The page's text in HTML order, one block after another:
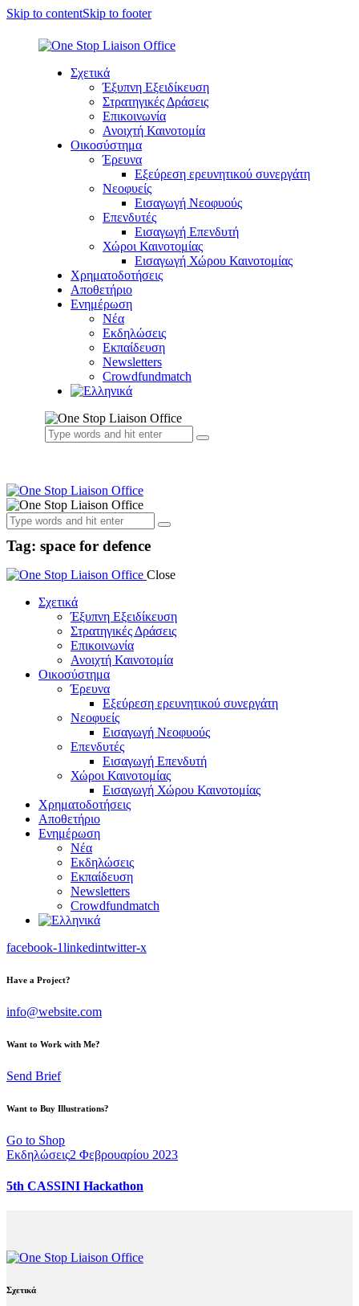
Skip to contentSkip to footer
Σχετικά
Έξυπνη Εξειδίκευση
Στρατηγικές Δράσεις
Επικοινωνία
Ανοιχτή Καινοτομία
Οικοσύστημα
Έρευνα
Εξεύρεση ερευνητικού συνεργάτη
Νεοφυείς
Εισαγωγή Νεοφυούς
Επενδυτές
Εισαγωγή Επενδυτή
Χώροι Καινοτομίας
Εισαγωγή Χώρου Καινοτομίας
Χρηματοδοτήσεις
Αποθετήριο
Ενημέρωση
Νέα
Εκδηλώσεις
Εκπαίδευση
Newsletters
Crowdfundmatch
Tag: space for defence
Close
Σχετικά
Έξυπνη Εξειδίκευση
Στρατηγικές Δράσεις
Επικοινωνία
Ανοιχτή Καινοτομία
Οικοσύστημα
Έρευνα
Εξεύρεση ερευνητικού συνεργάτη
Νεοφυείς
Εισαγωγή Νεοφυούς
Επενδυτές
Εισαγωγή Επενδυτή
Χώροι Καινοτομίας
Εισαγωγή Χώρου Καινοτομίας
Χρηματοδοτήσεις
Αποθετήριο
Ενημέρωση
Νέα
Εκδηλώσεις
Εκπαίδευση
Newsletters
Crowdfundmatch
facebook-1linkedintwitter-x
Have a Project?
info@website.com
Want to Work with Me?
Send Brief
Want to Buy Illustrations?
Go to Shop
Εκδηλώσεις2 Φεβρουαρίου 2023
5th CASSINI Hackathon
Σχετικά